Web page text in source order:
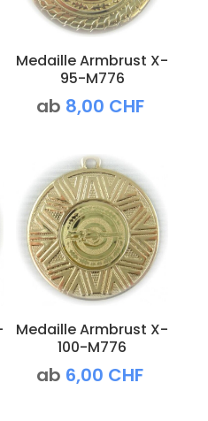
Medaille Armbrust X-
95-M776
ab 8,00 CHF
Medaille Armbrust X-
100-M776
ab 6,00 CHF